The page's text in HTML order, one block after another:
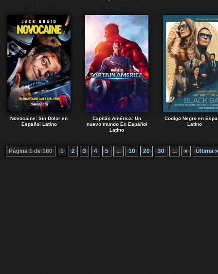
Novocaine: Sin Dolor en
Español Latino
Capitán América: Un
nuevo mundo En Español
Latino
Codigo Negro en
Latino
Página 1 de 180 1 2 3 4 5 ... 10 20 30 ... » Última »